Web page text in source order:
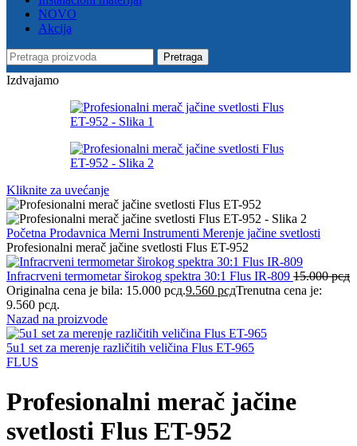
NOVO
Akcija
Pretraga
Izdvajamo
Kliknite za uvećanje
Početna Prodavnica Merni Instrumenti Merenje jačine svetlosti
Profesionalni merač jačine svetlosti Flus ET-952
Infracrveni termometar širokog spektra 30:1 Flus IR-809 15.000рсд
Originalna cena je bila: 15.000 рсд.9.560 рсдTrenutna cena je:
9.560 рсд.
Nazad na proizvode
5u1 set za merenje različitih veličina Flus ET-965
FLUS
Profesionalni merač jačine
svetlosti Flus ET-952